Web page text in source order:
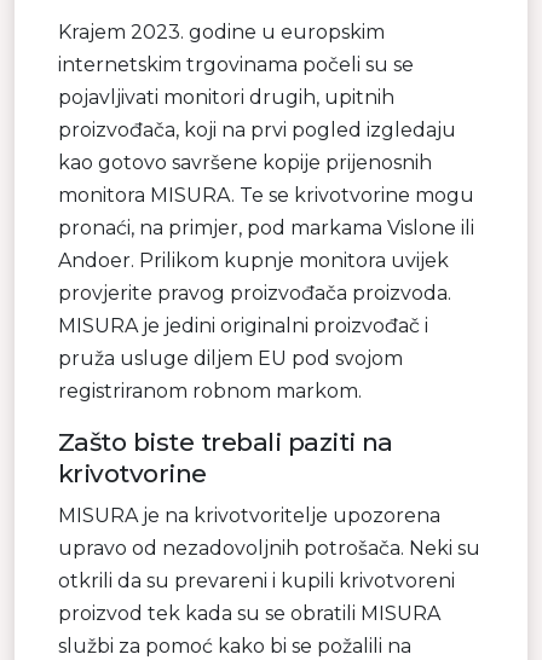
Krajem 2023. godine u europskim
internetskim trgovinama počeli su se
pojavljivati monitori drugih, upitnih
proizvođača, koji na prvi pogled izgledaju
kao gotovo savršene kopije prijenosnih
monitora MISURA. Te se krivotvorine mogu
pronaći, na primjer, pod markama Vislone ili
Andoer. Prilikom kupnje monitora uvijek
provjerite pravog proizvođača proizvoda.
MISURA je jedini originalni proizvođač i
pruža usluge diljem EU pod svojom
registriranom robnom markom.
Zašto biste trebali paziti na
krivotvorine
MISURA je na krivotvoritelje upozorena
upravo od nezadovoljnih potrošača. Neki su
otkrili da su prevareni i kupili krivotvoreni
proizvod tek kada su se obratili MISURA
službi za pomoć kako bi se požalili na